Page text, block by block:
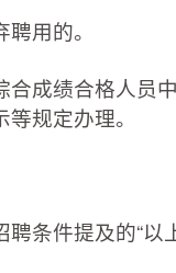
用的。
合成绩合格人员
规定办理。
聘条件提及的“以